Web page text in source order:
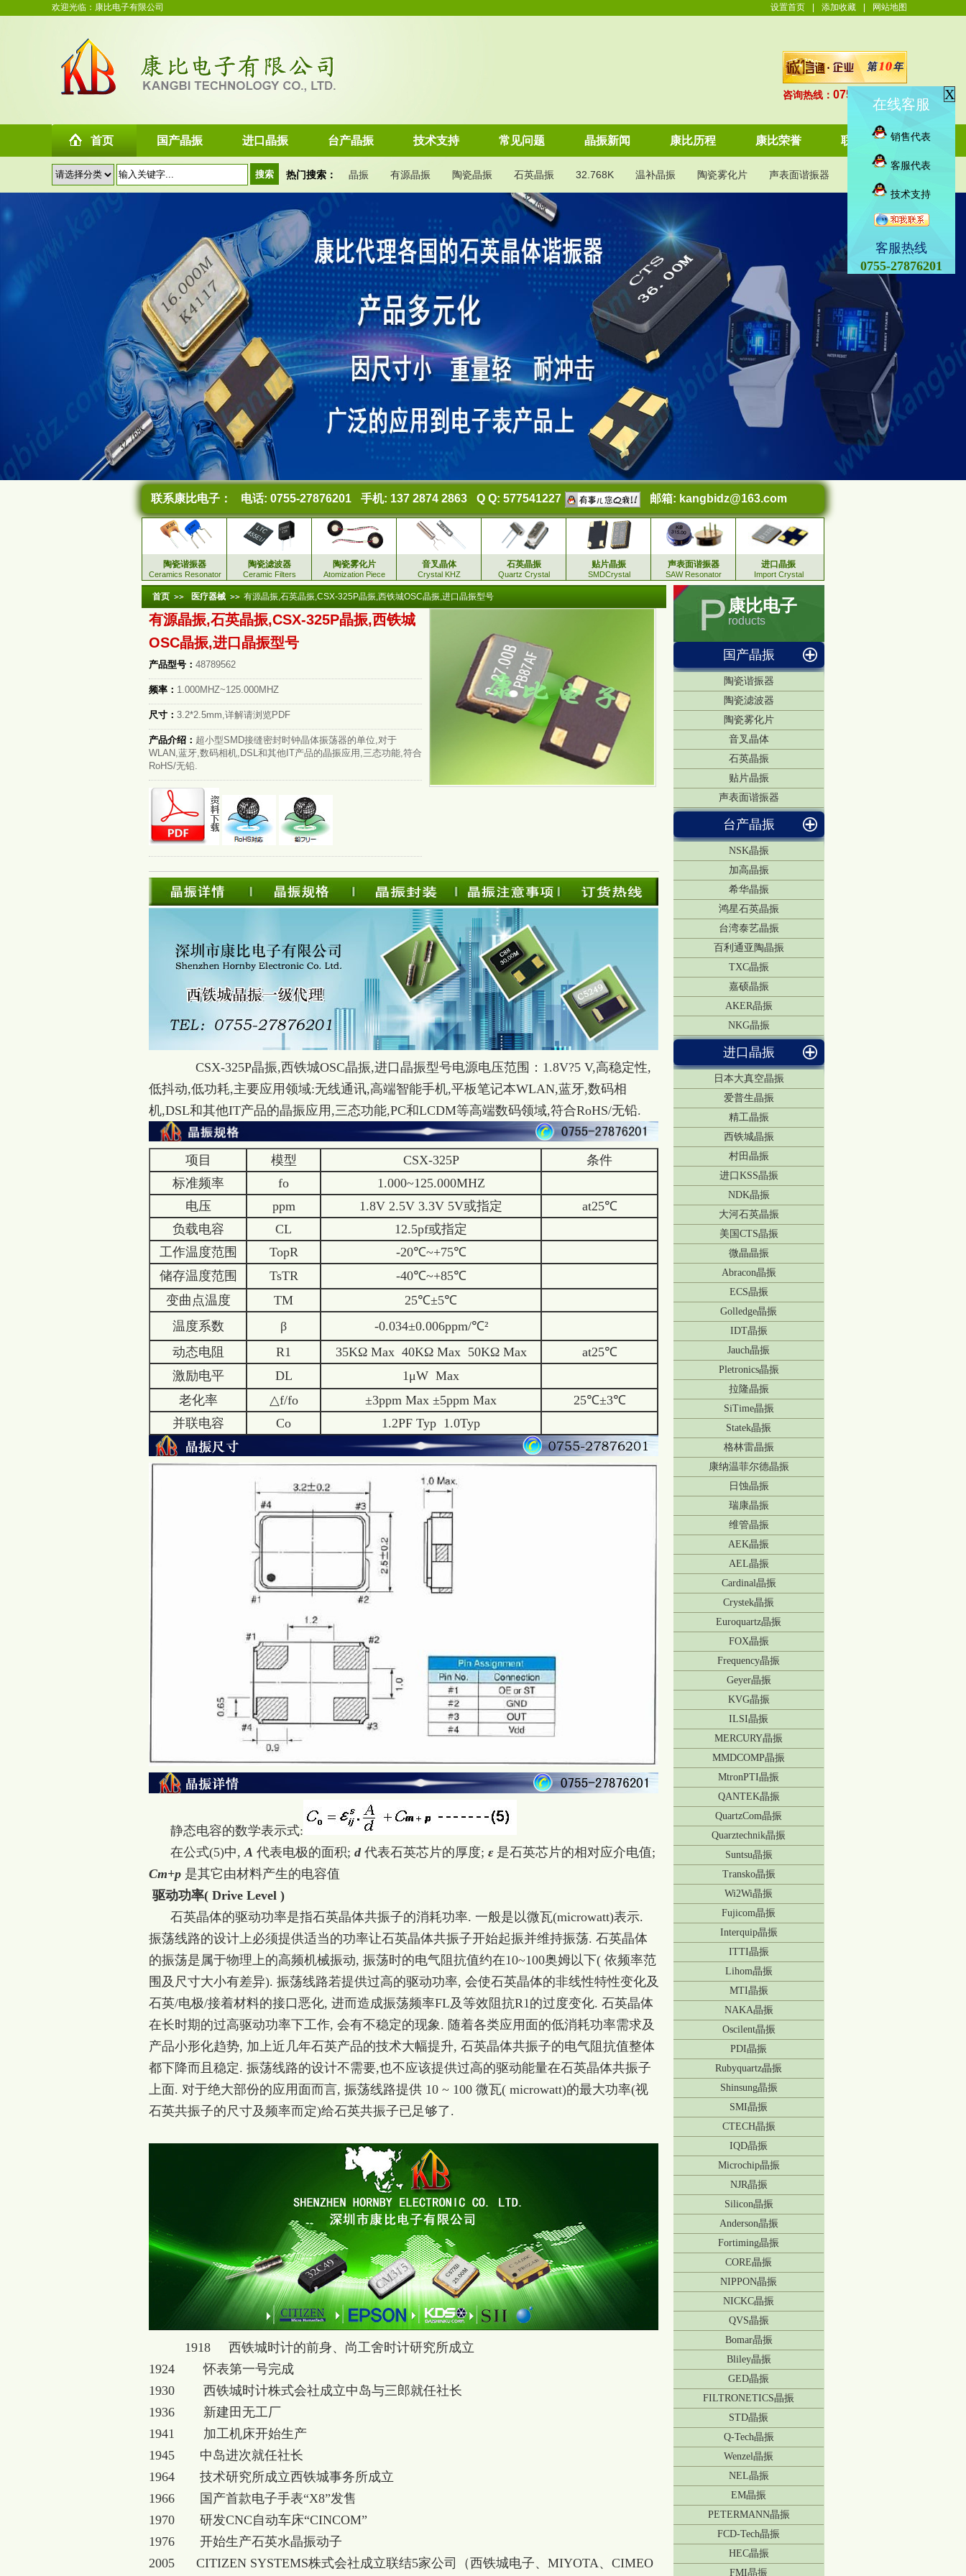
欢迎光临：康比电子有限公司 设置首页 添加收藏 网站地图
咨询热线： 0755-27876201
首页 国产晶振 进口晶振 台产晶振 技术支持 常见问题 晶振新闻 康比历程 康比荣誉 联系康比
热门搜索： 晶振 有源晶振 陶瓷晶振 石英晶振 32.768K 温补晶振 陶瓷雾化片 声表面谐振器
联系康比电子： 电话: 0755-27876201 手机: 137 2874 2863 Q Q: 577541227 邮箱: kangbidz@163.com
陶瓷谐振器
Ceramics Resonator
陶瓷滤波器
Ceramic Filters
陶瓷雾化片
Atomization Piece
音叉晶体
Crystal KHZ
石英晶振
Quartz Crystal
贴片晶振
SMDCrystal
声表面谐振器
SAW Resonator
进口晶振
Import Crystal
康比电子
roducts
国产晶振
陶瓷谐振器
陶瓷滤波器
陶瓷雾化片
音叉晶体
石英晶振
贴片晶振
声表面谐振器
台产晶振
NSK晶振
加高晶振
希华晶振
鸿星石英晶振
台湾泰艺晶振
百利通亚陶晶振
TXC晶振
嘉硕晶振
AKER晶振
NKG晶振
进口晶振
日本大真空晶振
爱普生晶振
精工晶振
西铁城晶振
村田晶振
进口KSS晶振
NDK晶振
大河石英晶振
美国CTS晶振
微晶晶振
Abracon晶振
ECS晶振
Golledge晶振
IDT晶振
Jauch晶振
Pletronics晶振
拉隆晶振
SiTime晶振
Statek晶振
格林雷晶振
康纳温菲尔德晶振
日蚀晶振
瑞康晶振
维管晶振
AEK晶振
AEL晶振
Cardinal晶振
Crystek晶振
Euroquartz晶振
FOX晶振
Frequency晶振
Geyer晶振
KVG晶振
ILSI晶振
MERCURY晶振
MMDCOMP晶振
MtronPTI晶振
QANTEK晶振
QuartzCom晶振
Quarztechnik晶振
Suntsu晶振
Transko晶振
Wi2Wi晶振
Fujicom晶振
Interquip晶振
ITTI晶振
Lihom晶振
MTI晶振
NAKA晶振
Oscilent晶振
PDI晶振
Rubyquartz晶振
Shinsung晶振
SMI晶振
CTECH晶振
IQD晶振
Microchip晶振
NJR晶振
Silicon晶振
Anderson晶振
Fortiming晶振
CORE晶振
NIPPON晶振
NICKC晶振
QVS晶振
Bomar晶振
Bliley晶振
GED晶振
FILTRONETICS晶振
STD晶振
Q-Tech晶振
Wenzel晶振
NEL晶振
EM晶振
PETERMANN晶振
FCD-Tech晶振
HEC晶振
FMI晶振
首页 医疗器械 有源晶振,石英晶振,CSX-325P晶振,西铁城OSC晶振,进口晶振型号
有源晶振,石英晶振,CSX-325P晶振,西铁城
OSC晶振,进口晶振型号
产品型号： 48789562
频率： 1.000MHZ~125.000MHZ
尺寸： 3.2*2.5mm,详解请浏览PDF
产品介绍： 超小型SMD接缝密封时钟晶体振荡器的单位,对于
WLAN,蓝牙,数码相机,DSL和其他IT产品的晶振应用,三态功能,符合
RoHS/无铅.
CSX-325P晶振,西铁城OSC晶振,进口晶振型号电源电压范围：1.8V?5 V,高稳定性,
低抖动,低功耗,主要应用领域:无线通讯,高端智能手机,平板笔记本WLAN,蓝牙,数码相
机,DSL和其他IT产品的晶振应用,三态功能,PC和LCDM等高端数码领域,符合RoHS/无铅.
项目 模型 CSX-325P
条件
标准频率
fo
1.000~125.000MHZ
电压
ppm 1.8V 2.5V 3.3V 5V或指定
at25℃
负载电容
CL
12.5pf或指定
工作温度范围
TopR
-20℃~+75℃
储存温度范围
TsTR
-40℃~+85℃
变曲点温度
TM
25℃±5℃
温度系数
β
-0.034±0.006ppm/℃²
动态电阻
R1 35KΩ Max 40KΩ Max 50KΩ Max
at25℃
激励电平
DL
1μW Max
老化率
△f/fo ±3ppm Max ±5ppm Max
25℃±3℃
并联电容
Co 1.2PF Typ 1.0Typ
静态电容的数学表示式:
在公式(5)中,A 代表电极的面积; d代表石英芯片的厚度; ε是石英芯片的相对应介电值;
Cm+p 是其它由材料产生的电容值
驱动功率( Drive Level )
石英晶体的驱动功率是指石英晶体共振子的消耗功率. 一般是以微瓦(microwatt)表示.
振荡线路的设计上必须提供适当的功率让石英晶体共振子开始起振并维持振荡. 石英晶体
的振荡是属于物理上的高频机械振动, 振荡时的电气阻抗值约在10~100奥姆以下( 依频率范
围及尺寸大小有差异). 振荡线路若提供过高的驱动功率, 会使石英晶体的非线性特性变化及
石英/电极/接着材料的接口恶化, 进而造成振荡频率FL及等效阻抗R1的过度变化. 石英晶体
在长时期的过高驱动功率下工作, 会有不稳定的现象. 随着各类应用面的低消耗功率需求及
产品小形化趋势, 加上近几年石英产品的技术大幅提升, 石英晶体共振子的电气阻抗值整体
都下降而且稳定. 振荡线路的设计不需要,也不应该提供过高的驱动能量在石英晶体共振子
上面. 对于绝大部份的应用面而言, 振荡线路提供 10 ~ 100 微瓦( microwatt)的最大功率(视
石英共振子的尺寸及频率而定)给石英共振子已足够了.
1918
西铁城时计的前身、尚工舍时计研究所成立
1924
怀表第一号完成
1930
西铁城时计株式会社成立中岛与三郎就任社长
1936
新建田无工厂
1941
加工机床开始生产
1945
中岛进次就任社长
1964
技术研究所成立西铁城事务所成立
1966
国产首款电子手表“X8”发售
1970
研发CNC自动车床“CINCOM”
1976
开始生产石英水晶振动子
2005
CITIZEN SYSTEMS株式会社成立联结5家公司（西铁城电子、MIYOTA、CIMEO
在线客服
X
销售代表
客服代表
技术支持
客服热线
0755-27876201